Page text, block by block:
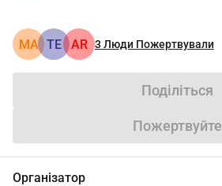
MA TE AR 3Люди Пожертвували
Поділіться
Пожертвуйте
Організатор